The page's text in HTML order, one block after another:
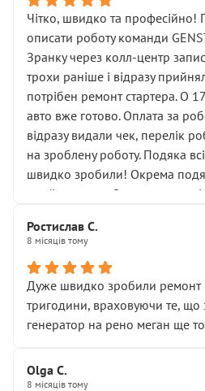
ущільнювачів.
Що прикро — це не перший мій
вас стартер, і тоді сервіс
враження. Але згодом знайшов
лобовим склом. Мені пояснили,
відкручували”, і попросили не
новий власник, не застяг в
Але після нинішнього візиту
здаються дрібницями.
Я — клієнт, який працює на
Хотілося б більше:
• належної уваги до авто
• прозорості в роботах і
• реальної діагностики, а не
“подивились і поїхав”
На жаль, складається
Стосовно комунікації - все
Чітко, швидко та
описати роботу команди
Зранку через колл-центр
трохи раніше і відразу
потрібен ремонт стартера. О
авто вже готово. Оплата за
відразу видали чек, перелік
на зроблену роботу. Подяка
швидко зробили! Окрема
приймальнику Олександру: всі
звертатися до цього автосервісу.
Ростислав С.
8 місяців тому
Дуже швидко зробили ремонт
тригодини, враховуючи те, що
генератор на рено меган ще
Olga С.
8 місяців тому